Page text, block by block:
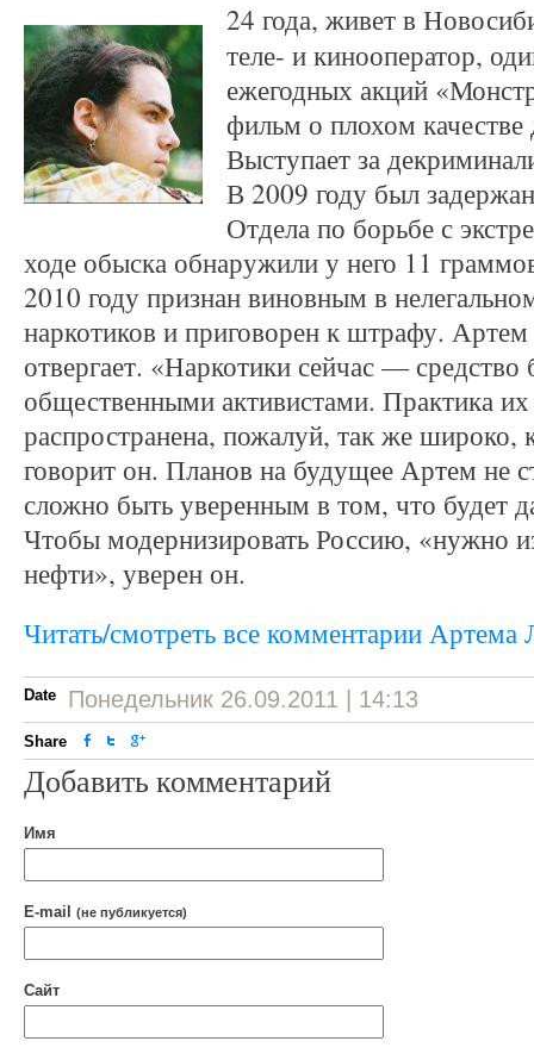
24 года, живет в
теле- и кинооператор,
ежегодных акций
фильм о плохом
Выступает за
В 2009 году был
Отдела по борьбе с
ходе обыска обнаружили у него 11
2010 году признан виновным в
наркотиков и приговорен к штрафу. Артем
отвергает. «Наркотики сейчас — средство
общественными активистами. Практика
распространена, пожалуй, так же широко,
говорит он. Планов на будущее Артем не
сложно быть уверенным в том, что будет
Чтобы модернизировать Россию, «нужно
нефти», уверен он.
Читать/смотреть все комментарии Артема
Date Понедельник 26.09.2011 | 14:13
Share
Добавить комментарий
Имя
E-mail (не публикуется)
Сайт